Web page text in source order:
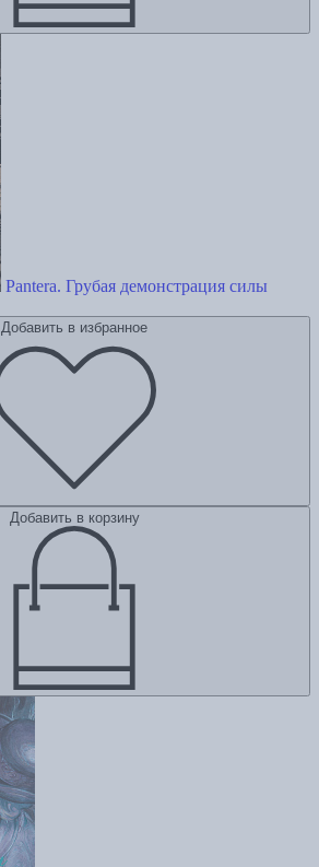
Pantera. Грубая демонстрация силы
Добавить в избранное
Добавить в корзину